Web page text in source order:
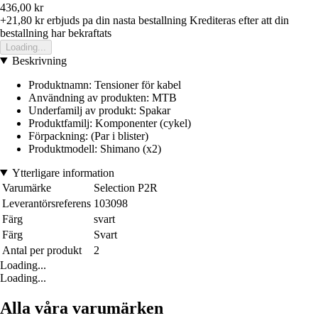
436,00 kr
+21,80 krerbjuds pa din nasta bestallning Krediteras efter att din
bestallning har bekraftats
Loading...
Beskrivning
Produktnamn: Tensioner för kabel
Användning av produkten: MTB
Underfamilj av produkt: Spakar
Produktfamilj: Komponenter (cykel)
Förpackning: (Par i blister)
Produktmodell: Shimano (x2)
Ytterligare information
Varumärke
Selection P2R
Leverantörsreferens 103098
Färg
svart
Färg
Svart
Antal per produkt
2
Loading...
Loading...
Alla våra varumärken